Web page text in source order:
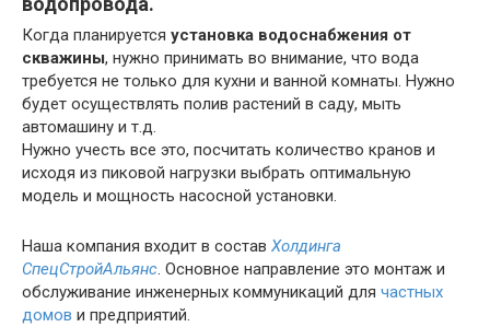
Когда планируется установка водоснабжения от
скважины, нужно принимать во внимание, что вода
требуется не только для кухни и ванной комнаты. Нужно
будет осуществлять полив растений в саду, мыть
автомашину и т.д.
Нужно учесть все это, посчитать количество кранов и
исходя из пиковой нагрузки выбрать оптимальную
модель и мощность насосной установки.
Наша компания входит в состав Холдинга
СпецСтройАльянс. Основное направление это монтаж и
обслуживание инженерных коммуникаций для частных
домов и предприятий.